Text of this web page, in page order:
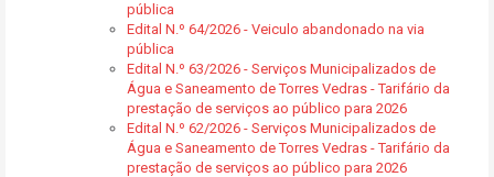
pública
Edital N.º 64/2026 - Veiculo abandonado na via
pública
Edital N.º 63/2026 - Serviços Municipalizados de
Água e Saneamento de Torres Vedras - Tarifário da
prestação de serviços ao público para 2026
Edital N.º 62/2026 - Serviços Municipalizados de
Água e Saneamento de Torres Vedras - Tarifário da
prestação de serviços ao público para 2026